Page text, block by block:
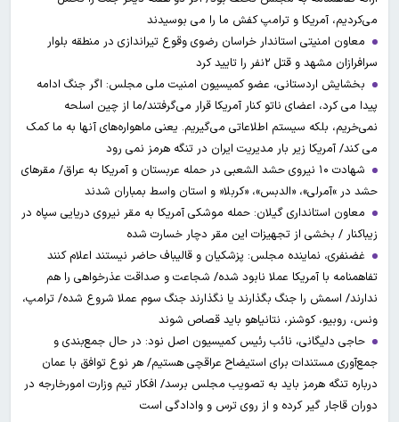
می‌کردیم، آمریکا و ترامپ کفش ما را می بوسیدند
معاون امنیتی استاندار خراسان رضوی وقوع تیراندازی در منطقه بلوار
سرافرازان مشهد و قتل ۲نفر را تایید کرد
بخشایش اردستانی، عضو کمیسیون امنیت ملی مجلس: اگر جنگ ادامه
پیدا می کرد، اعضای ناتو کنار آمریکا قرار می‌گرفتند/ما از چین اسلحه
نمی‌خریم، بلکه سیستم اطلاعاتی می‌گیریم. یعنی ماهواره‌های آنها به ما کمک
می کند/ آمریکا زیر بار مدیریت ایران در تنگه هرمز نمی رود
شهادت ۱۰ نیروی حشد الشعبی در حمله عربستان و آمریکا به عراق/ مقرهای
حشد در »آمرلی»، «الدبس»، «کربلا« و استان واسط بمباران شدند
معاون استانداری گیلان: حمله موشکی آمریکا به مقر نیروی دریایی سپاه در
زیباکنار / بخشی از تجهیزات این مقر دچار خسارت شده
غضنفری، نماینده مجلس: پزشکیان و قالیباف حاضر نیستند اعلام کنند
تفاهمنامه با آمریکا عملا نابود شده/ شجاعت و صداقت عذرخواهی را هم
ندارند/ اسمش را جنگ بگذارند یا نگذارند جنگ سوم عملا شروع شده/ ترامپ،
ونس، روبیو، کوشنر، نتانیاهو باید قصاص شوند
حاجی دلیگانی، نائب رئیس کمیسیون اصل نود: در حال جمع‌بندی و
جمع‌آوری مستندات برای استیضاح عراقچی هستیم/ هر نوع توافق با عمان
درباره تنگه هرمز باید به تصویب مجلس برسد/ افکار تیم وزارت امورخارجه در
دوران قاجار گیر کرده و از روی ترس و وادادگی است